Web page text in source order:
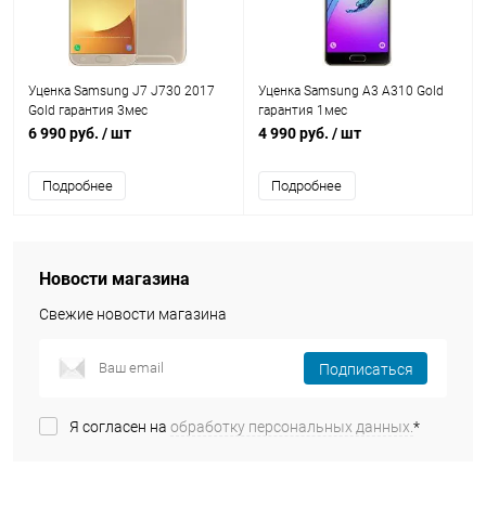
Уценка Samsung J7 J730 2017
Gold гарантия 3мес
6 990 руб. / шт
Подробнее
Уценка Samsung A3 A310 Gold
гарантия 1мес
4 990 руб. / шт
Подробнее
Новости магазина
Свежие новости магазина
Подписаться
Я согласен на обработку персональных данных.*